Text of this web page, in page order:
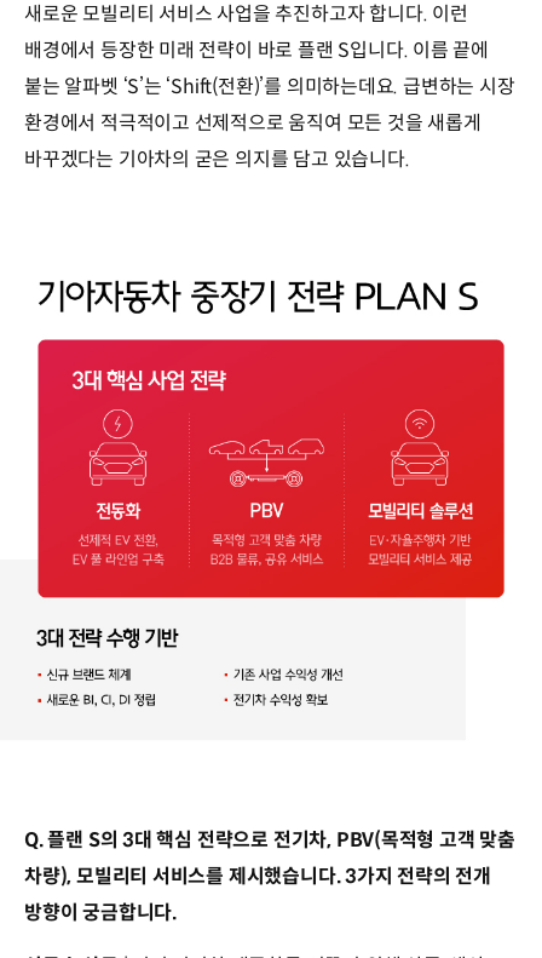
새로운 모빌리티 서비스 사업을 추진하고자 합니다. 이런
배경에서 등장한 미래 전략이 바로 플랜 S입니다. 이름 끝에
붙는 알파벳 ‘S’는 ‘Shift(전환)’를 의미하는데요. 급변하는 시장
환경에서 적극적이고 선제적으로 움직여 모든 것을 새롭게
바꾸겠다는 기아차의 굳은 의지를 담고 있습니다.
Q. 플랜 S의 3대 핵심 전략으로 전기차, PBV(목적형 고객 맞춤
차량), 모빌리티 서비스를 제시했습니다. 3가지 전략의 전개
방향이 궁금합니다.